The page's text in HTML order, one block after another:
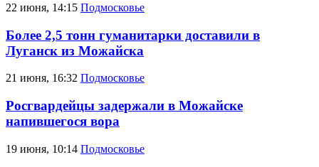
22 июня, 14:15 Подмосковье
Более 2,5 тонн гуманитарки доставили в
Луганск из Можайска
21 июня, 16:32 Подмосковье
Росгвардейцы задержали в Можайске
напившегося вора
19 июня, 10:14 Подмосковье